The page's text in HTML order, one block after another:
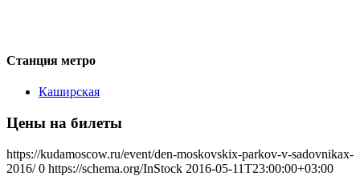
Станция метро
Каширская
Цены на билеты
https://kudamoscow.ru/event/den-moskovskix-parkov-v-sadovnikax-
2016/ 0 https://schema.org/InStock 2016-05-11T23:00:00+03:00